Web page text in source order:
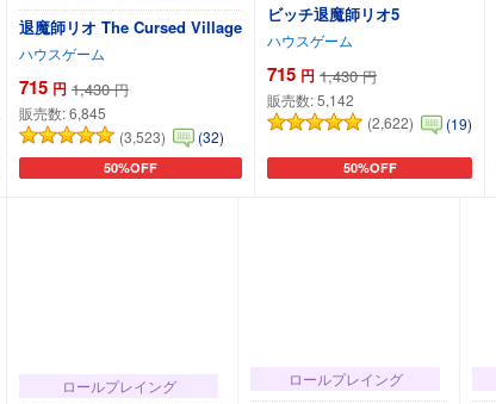
退魔師リオ The Cursed Village
ハウスゲーム
715 円 1,430 円
販売数:6,845
(3,523)
(32)
50%OFF
カートに追加
ビッチ退魔師リオ5
ハウスゲーム
715 円 1,430 円
販売数:5,142
(2,622)
(19)
50%OFF
カートに追加
ロールプレイング ロールプレイング